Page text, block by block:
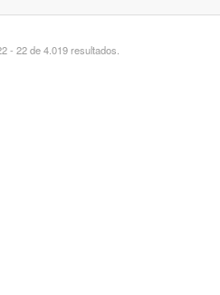
- 22 de 4.019 resultados.